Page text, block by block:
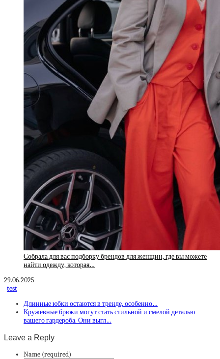
Собрала для вас подборку брендов для женщин, где вы можете
найти одежду, которая…
29.06.2025
test
Длинные юбки остаются в тренде, особенно…
Кружевные брюки могут стать стильной и смелой деталью
вашего гардероба. Они выгл…
Leave a Reply
Name (required)